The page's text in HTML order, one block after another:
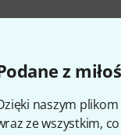
z
naszym
ze wszystkim,